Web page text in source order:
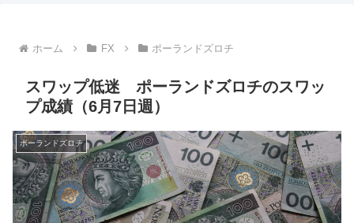
ホーム FX ポーランドズロチ
スワップ低迷 ポーランドズロチのスワッ
プ成績（6月7日週）
ポーランドズロチ